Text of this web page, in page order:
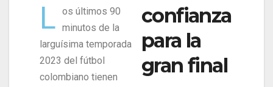
L os últimos 90
minutos de la
larguísima temporada
2023 del fútbol
colombiano tienen
confianza
para la
gran final